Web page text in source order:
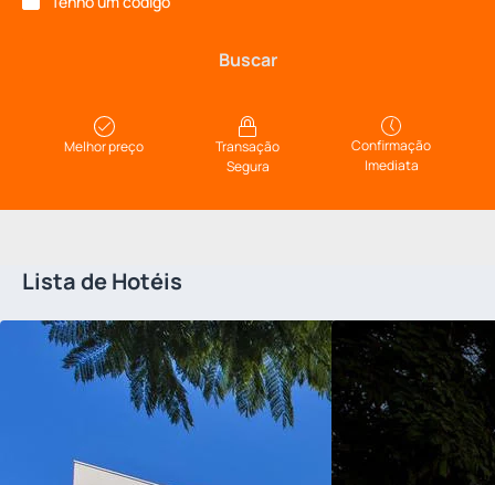
Buscar
Melhor preço
Transação
Segura
Confirmação
Imediata
Lista de Hotéis